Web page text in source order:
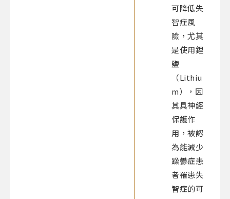
可降低失
智症風
險，尤其
是使用鋰
鹽
（Lithiu
m），因
其具神經
保護作
用，被認
為能減少
躁鬱症患
者罹患失
智症的可